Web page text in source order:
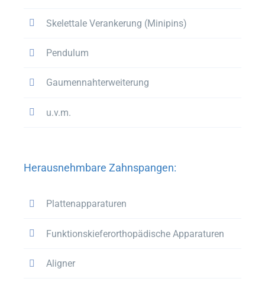
Skelettale Verankerung (Minipins)
Pendulum
Gaumennahterweiterung
u.v.m.
Herausnehmbare Zahnspangen:
Plattenapparaturen
Funktionskieferorthopädische Apparaturen
Aligner